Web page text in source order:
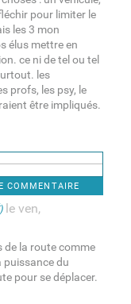
pour limiter le
les 3 mon
élus mettre en
ce ni de tel ou tel
les
profs, les psy, le
être impliqués.
COMMENTAIRE
le ven,
de la route comme
puissance du
pour se déplacer.